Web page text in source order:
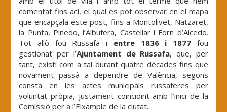
comentat fins ací, el qual es pot observar en el mapa
que encapçala este post, fins a Montolivet, Natzaret,
la Punta, Pinedo, l’Albufera, Castellar i Forn d’Alcedo.
Tot allò fou Russafa i entre 1836 i 1877fou
gestionat per l’Ajuntament de Russafa, que, per
tant, existí com a tal durant quatre dècades fins que
novament passà a dependre de València, segons
consta en les actes municipals russaferes per
voluntat pròpia, justament coincidint amb l’inici de la
Comissió per a l’Eixample de la ciutat.